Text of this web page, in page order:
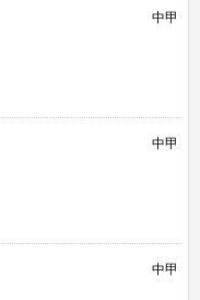
中甲
中甲
中甲